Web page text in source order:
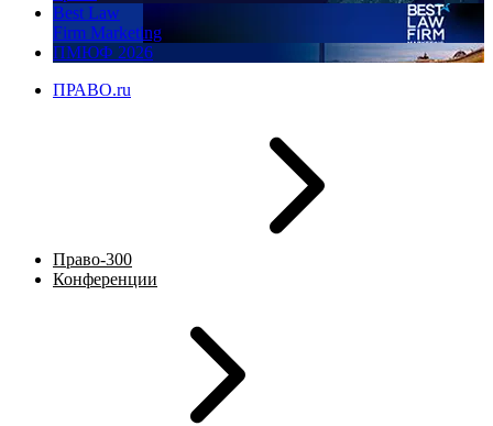
Best Law
Firm Marketing
ПМЮФ 2026
ПРАВО.ru
Право-300
Конференции